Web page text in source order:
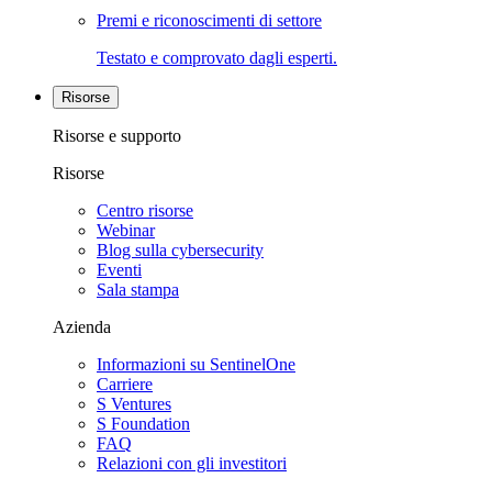
Premi e riconoscimenti di settore
Testato e comprovato dagli esperti.
Risorse
Risorse e supporto
Risorse
Centro risorse
Webinar
Blog sulla cybersecurity
Eventi
Sala stampa
Azienda
Informazioni su SentinelOne
Carriere
S Ventures
S Foundation
FAQ
Relazioni con gli investitori